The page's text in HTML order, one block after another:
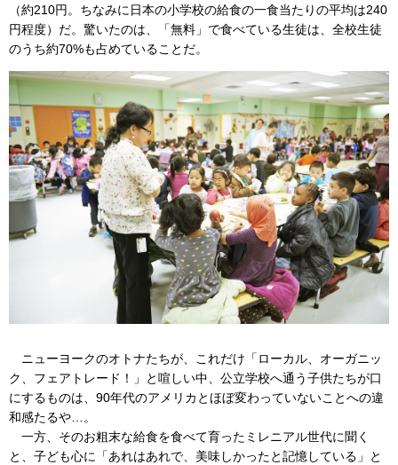
（約210円。ちなみに日本の小学校の給食の一食当たりの平均は240
円程度）だ。驚いたのは、「無料」で食べている生徒は、全校生徒
のうち約70%も占めていることだ。
ニューヨークのオトナたちが、これだけ「ローカル、オーガニッ
ク、フェアトレード！」と喧しい中、公立学校へ通う子供たちが口
にするものは、90年代のアメリカとほぼ変わっていないことへの違
和感たるや…。
一方、そのお粗末な給食を食べて育ったミレニアル世代に聞く
と、子ども心に「あれはあれで、美味しかったと記憶している」と